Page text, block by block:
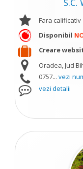
Fara calificativ
Disponibil
Creare
Oradea, Jud
0757... vezi
vezi detalii